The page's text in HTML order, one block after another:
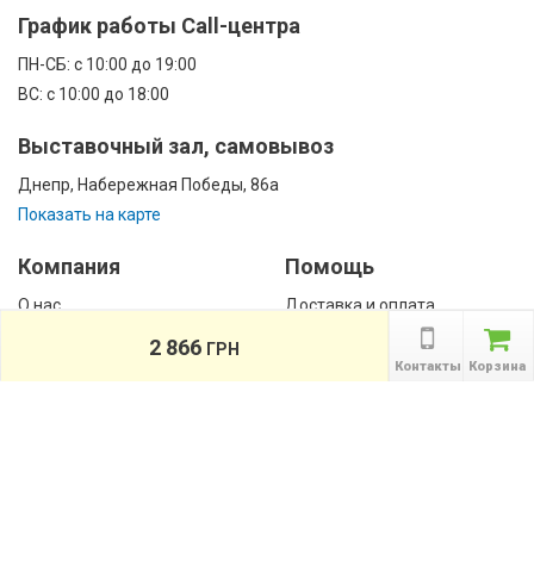
График работы Call-центра
ПН-CБ: с 10:00 до 19:00
ВС: с 10:00 до 18:00
Выставочный зал, самовывоз
Днепр, Набережная Победы, 86а
Показать на карте
Компания
О нас
Помощь
Доставка и оплата
Корзина
Контакты
2 866 ГРН